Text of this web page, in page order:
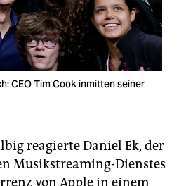
CEO Tim Cook inmitten seiner
reagierte Daniel Ek, der
Musikstreaming-Dienstes
von Apple in einem